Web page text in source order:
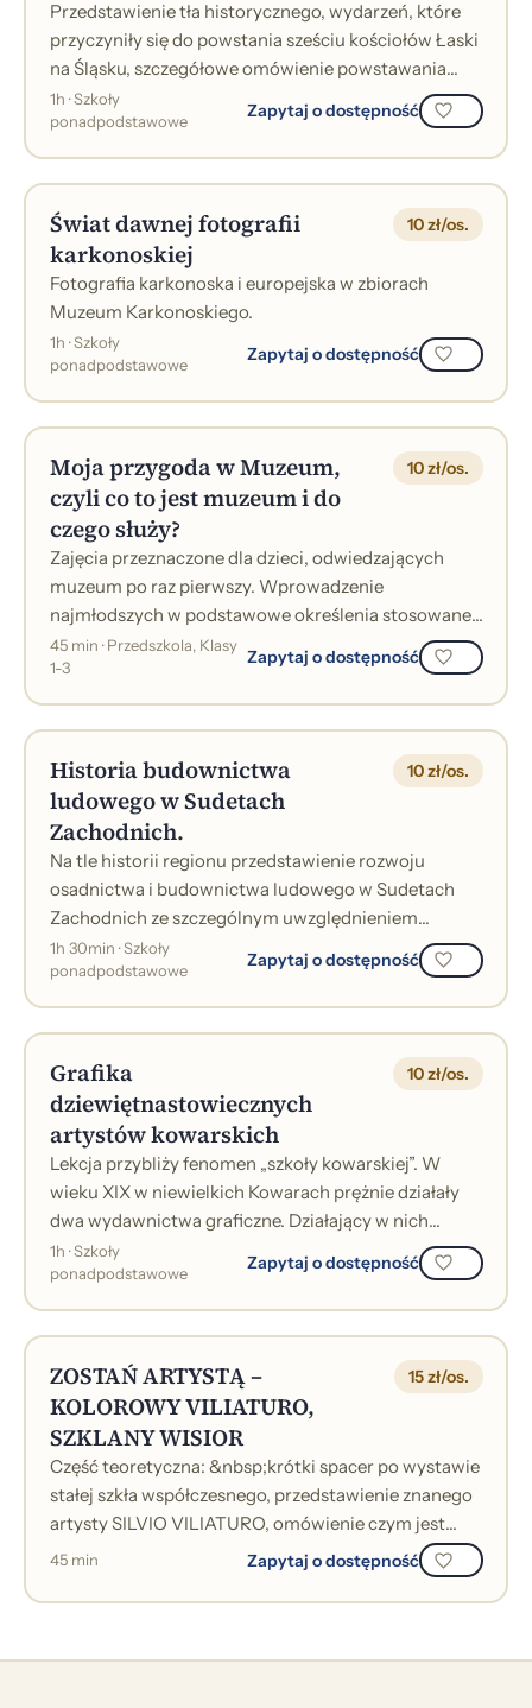
Przedstawienie tła historycznego, wydarzeń, które
przyczyniły się do powstania sześciu kościołów Łaski
na Śląsku, szczegółowe omówienie powstawania
kościoła w Jeleniej Górze oraz p...
1h · Szkoły
ponadpodstawowe
Zapytaj o dostępność
Świat dawnej fotografii
karkonoskiej
10 zł/os.
Fotografia karkonoska i europejska w zbiorach
Muzeum Karkonoskiego.
1h · Szkoły
ponadpodstawowe
Zapytaj o dostępność
Moja przygoda w Muzeum,
czyli co to jest muzeum i do
czego służy?
10 zł/os.
Zajęcia przeznaczone dla dzieci, odwiedzających
muzeum po raz pierwszy. Wprowadzenie
najmłodszych w podstawowe określenia stosowane
w sztuce, muzeum , jak: dzieło sztuki, eksponat,...
45 min · Przedszkola, Klasy
1-3
Zapytaj o dostępność
Historia budownictwa
ludowego w Sudetach
Zachodnich.
10 zł/os.
Na tle historii regionu przedstawienie rozwoju
osadnictwa i budownictwa ludowego w Sudetach
Zachodnich ze szczególnym uwzględnieniem
regionu jeleniogórskiego. W prezentacji multime...
1h 30min · Szkoły
ponadpodstawowe
Zapytaj o dostępność
Grafika
dziewiętnastowiecznych
artystów kowarskich
10 zł/os.
Lekcja przybliży fenomen „szkoły kowarskiej”. W
wieku XIX w niewielkich Kowarach prężnie działały
dwa wydawnictwa graficzne. Działający w nich
graficy ponad tysiąc rozmaitych widok...
1h · Szkoły
ponadpodstawowe
Zapytaj o dostępność
ZOSTAŃ ARTYSTĄ –
KOLOROWY VILIATURO,
SZKLANY WISIOR
15 zł/os.
Część teoretyczna: &nbsp;krótki spacer po wystawie
stałej szkła współczesnego, przedstawienie znanego
artysty SILVIO VILIATURO, omówienie czym jest
szkło i jego zastosowanie w sztu...
45 min Zapytaj o dostępność